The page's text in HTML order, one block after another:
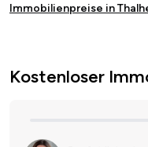
Immobilienpreise in
Kostenloser